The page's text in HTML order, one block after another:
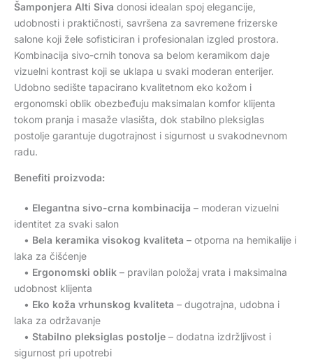
Šamponjera Alti Siva donosi idealan spoj elegancije,
udobnosti i praktičnosti, savršena za savremene frizerske
salone koji žele sofisticiran i profesionalan izgled prostora.
Kombinacija sivo-crnih tonova sa belom keramikom daje
vizuelni kontrast koji se uklapa u svaki moderan enterijer.
Udobno sedište tapacirano kvalitetnom eko kožom i
ergonomski oblik obezbeđuju maksimalan komfor klijenta
tokom pranja i masaže vlasišta, dok stabilno pleksiglas
postolje garantuje dugotrajnost i sigurnost u svakodnevnom
radu.
Benefiti proizvoda:
• Elegantna sivo-crna kombinacija – moderan vizuelni
identitet za svaki salon
• Bela keramika visokog kvaliteta – otporna na hemikalije i
laka za čišćenje
• Ergonomski oblik – pravilan položaj vrata i maksimalna
udobnost klijenta
• Eko koža vrhunskog kvaliteta – dugotrajna, udobna i
laka za održavanje
• Stabilno pleksiglas postolje – dodatna izdržljivost i
sigurnost pri upotrebi